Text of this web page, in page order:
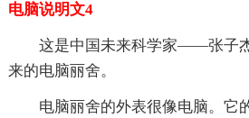
电脑说明文4
这是中国未来科学家——张子杰
来的电脑丽舍。
电脑丽舍的外表很像电脑。它的